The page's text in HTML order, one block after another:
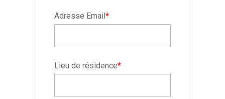
Adresse Email*
Lieu de résidence*